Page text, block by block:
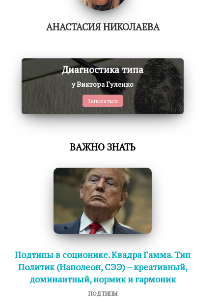
АНАСТАСИЯ НИКОЛАЕВА
Диагностика типа
у Виктора Гуленко
Записаться
ВАЖНО ЗНАТЬ
Подтипы в соционике. Квадра Гамма. Тип
Политик (Наполеон, СЭЭ) – креативный,
доминантный, нормик и гармоник
ПОДТИПЫ